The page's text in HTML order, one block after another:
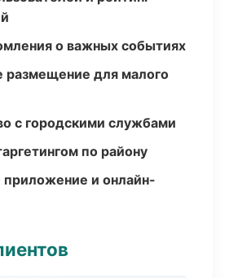
о важных событиях
размещение для малого
с городскими службами
по району
и онлайн-